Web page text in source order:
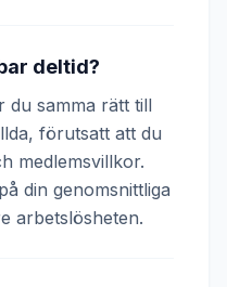
deltid?
du samma rätt till
förutsatt att du
medlemsvillkor.
din genomsnittliga
arbetslösheten.